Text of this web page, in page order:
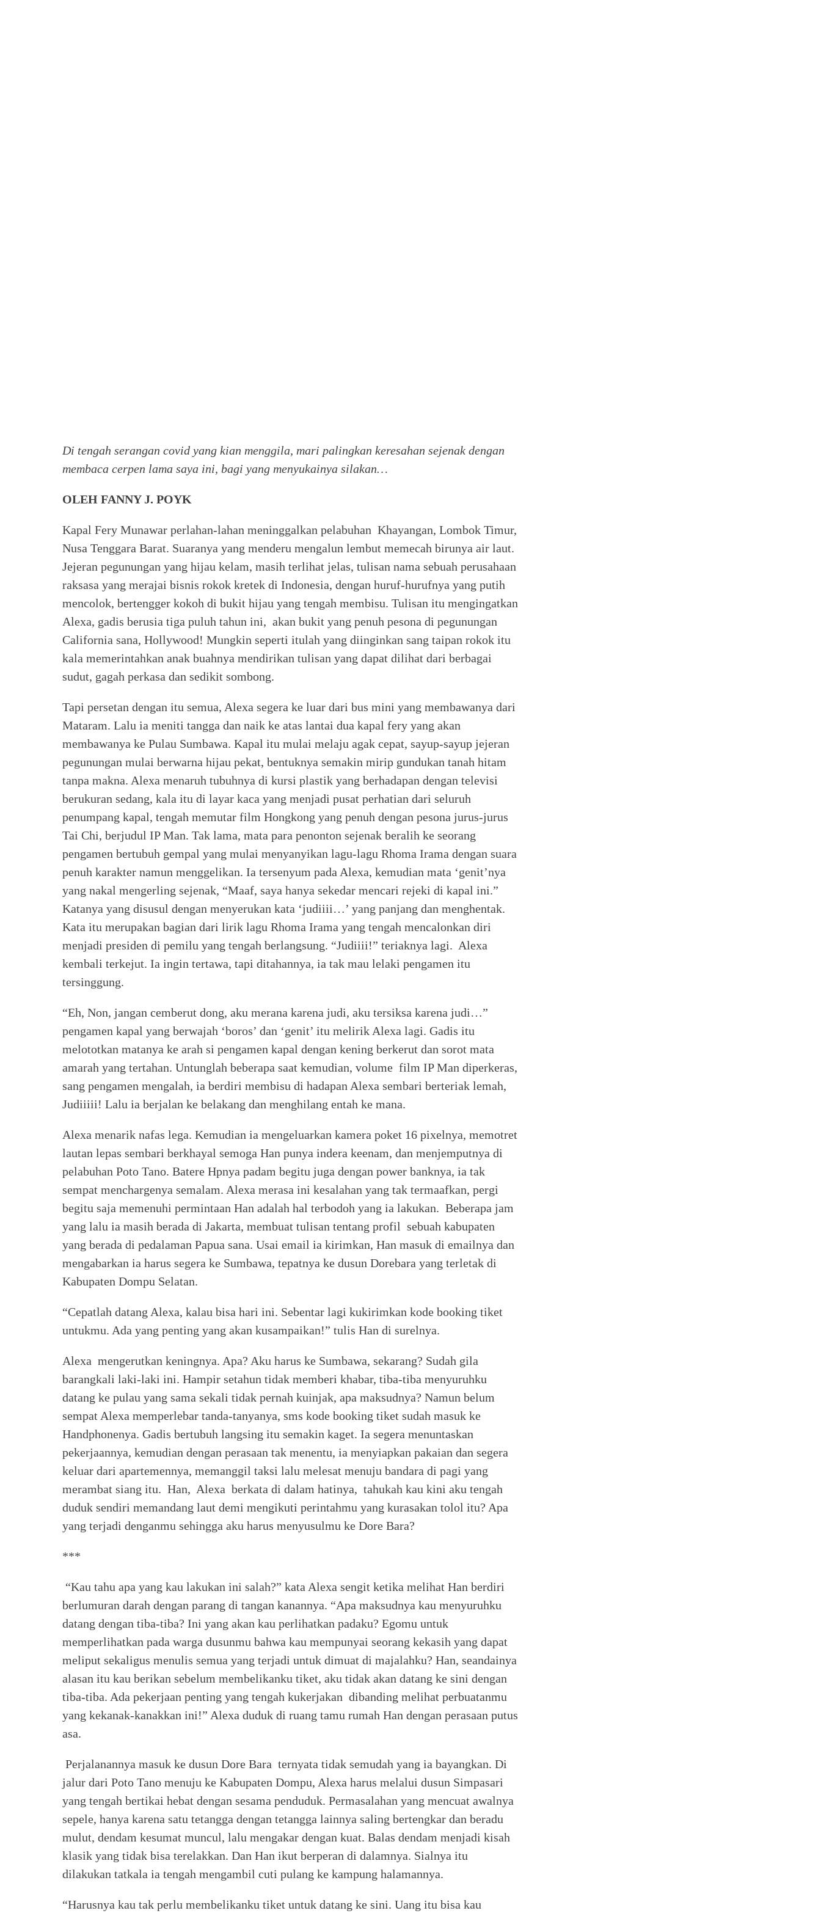
Di tengah serangan covid yang kian menggila, mari palingkan keresahan sejenak dengan
membaca cerpen lama saya ini, bagi yang menyukainya silakan…
OLEH FANNY J. POYK
Kapal Fery Munawar perlahan-lahan meninggalkan pelabuhan Khayangan, Lombok Timur,
Nusa Tenggara Barat. Suaranya yang menderu mengalun lembut memecah birunya air laut.
Jejeran pegunungan yang hijau kelam, masih terlihat jelas, tulisan nama sebuah perusahaan
raksasa yang merajai bisnis rokok kretek di Indonesia, dengan huruf-hurufnya yang putih
mencolok, bertengger kokoh di bukit hijau yang tengah membisu. Tulisan itu mengingatkan
Alexa, gadis berusia tiga puluh tahun ini, akan bukit yang penuh pesona di pegunungan
California sana, Hollywood! Mungkin seperti itulah yang diinginkan sang taipan rokok itu
kala memerintahkan anak buahnya mendirikan tulisan yang dapat dilihat dari berbagai
sudut, gagah perkasa dan sedikit sombong.
Tapi persetan dengan itu semua, Alexa segera ke luar dari bus mini yang membawanya dari
Mataram. Lalu ia meniti tangga dan naik ke atas lantai dua kapal fery yang akan
membawanya ke Pulau Sumbawa. Kapal itu mulai melaju agak cepat, sayup-sayup jejeran
pegunungan mulai berwarna hijau pekat, bentuknya semakin mirip gundukan tanah hitam
tanpa makna. Alexa menaruh tubuhnya di kursi plastik yang berhadapan dengan televisi
berukuran sedang, kala itu di layar kaca yang menjadi pusat perhatian dari seluruh
penumpang kapal, tengah memutar film Hongkong yang penuh dengan pesona jurus-jurus
Tai Chi, berjudul IP Man. Tak lama, mata para penonton sejenak beralih ke seorang
pengamen bertubuh gempal yang mulai menyanyikan lagu-lagu Rhoma Irama dengan suara
penuh karakter namun menggelikan. Ia tersenyum pada Alexa, kemudian mata ‘genit’nya
yang nakal mengerling sejenak, “Maaf, saya hanya sekedar mencari rejeki di kapal ini.”
Katanya yang disusul dengan menyerukan kata ‘judiiii…’ yang panjang dan menghentak.
Kata itu merupakan bagian dari lirik lagu Rhoma Irama yang tengah mencalonkan diri
menjadi presiden di pemilu yang tengah berlangsung. “Judiiii!” teriaknya lagi. Alexa
kembali terkejut. Ia ingin tertawa, tapi ditahannya, ia tak mau lelaki pengamen itu
tersinggung.
“Eh, Non, jangan cemberut dong, aku merana karena judi, aku tersiksa karena judi…”
pengamen kapal yang berwajah ‘boros’ dan ‘genit’ itu melirik Alexa lagi. Gadis itu
melototkan matanya ke arah si pengamen kapal dengan kening berkerut dan sorot mata
amarah yang tertahan. Untunglah beberapa saat kemudian, volume film IP Man diperkeras,
sang pengamen mengalah, ia berdiri membisu di hadapan Alexa sembari berteriak lemah,
Judiiiii! Lalu ia berjalan ke belakang dan menghilang entah ke mana.
Alexa menarik nafas lega. Kemudian ia mengeluarkan kamera poket 16 pixelnya, memotret
lautan lepas sembari berkhayal semoga Han punya indera keenam, dan menjemputnya di
pelabuhan Poto Tano. Batere Hpnya padam begitu juga dengan power banknya, ia tak
sempat menchargenya semalam. Alexa merasa ini kesalahan yang tak termaafkan, pergi
begitu saja memenuhi permintaan Han adalah hal terbodoh yang ia lakukan. Beberapa jam
yang lalu ia masih berada di Jakarta, membuat tulisan tentang profil sebuah kabupaten
yang berada di pedalaman Papua sana. Usai email ia kirimkan, Han masuk di emailnya dan
mengabarkan ia harus segera ke Sumbawa, tepatnya ke dusun Dorebara yang terletak di
Kabupaten Dompu Selatan.
“Cepatlah datang Alexa, kalau bisa hari ini. Sebentar lagi kukirimkan kode booking tiket
untukmu. Ada yang penting yang akan kusampaikan!” tulis Han di surelnya.
Alexa mengerutkan keningnya. Apa? Aku harus ke Sumbawa, sekarang? Sudah gila
barangkali laki-laki ini. Hampir setahun tidak memberi khabar, tiba-tiba menyuruhku
datang ke pulau yang sama sekali tidak pernah kuinjak, apa maksudnya? Namun belum
sempat Alexa memperlebar tanda-tanyanya, sms kode booking tiket sudah masuk ke
Handphonenya. Gadis bertubuh langsing itu semakin kaget. Ia segera menuntaskan
pekerjaannya, kemudian dengan perasaan tak menentu, ia menyiapkan pakaian dan segera
keluar dari apartemennya, memanggil taksi lalu melesat menuju bandara di pagi yang
merambat siang itu. Han, Alexa berkata di dalam hatinya, tahukah kau kini aku tengah
duduk sendiri memandang laut demi mengikuti perintahmu yang kurasakan tolol itu? Apa
yang terjadi denganmu sehingga aku harus menyusulmu ke Dore Bara?
***
“Kau tahu apa yang kau lakukan ini salah?” kata Alexa sengit ketika melihat Han berdiri
berlumuran darah dengan parang di tangan kanannya. “Apa maksudnya kau menyuruhku
datang dengan tiba-tiba? Ini yang akan kau perlihatkan padaku? Egomu untuk
memperlihatkan pada warga dusunmu bahwa kau mempunyai seorang kekasih yang dapat
meliput sekaligus menulis semua yang terjadi untuk dimuat di majalahku? Han, seandainya
alasan itu kau berikan sebelum membelikanku tiket, aku tidak akan datang ke sini dengan
tiba-tiba. Ada pekerjaan penting yang tengah kukerjakan dibanding melihat perbuatanmu
yang kekanak-kanakkan ini!” Alexa duduk di ruang tamu rumah Han dengan perasaan putus
asa.
Perjalanannya masuk ke dusun Dore Bara ternyata tidak semudah yang ia bayangkan. Di
jalur dari Poto Tano menuju ke Kabupaten Dompu, Alexa harus melalui dusun Simpasari
yang tengah bertikai hebat dengan sesama penduduk. Permasalahan yang mencuat awalnya
sepele, hanya karena satu tetangga dengan tetangga lainnya saling bertengkar dan beradu
mulut, dendam kesumat muncul, lalu mengakar dengan kuat. Balas dendam menjadi kisah
klasik yang tidak bisa terelakkan. Dan Han ikut berperan di dalamnya. Sialnya itu
dilakukan tatkala ia tengah mengambil cuti pulang ke kampung halamannya.
“Harusnya kau tak perlu membelikanku tiket untuk datang ke sini. Uang itu bisa kau